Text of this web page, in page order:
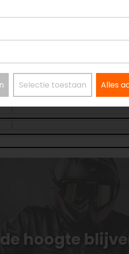
hoogte
Selectie toestaan Alles